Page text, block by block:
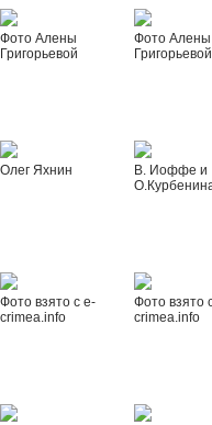
Фото Алены
Григорьевой
Фото Алены
Григорьевой
Олег Яхнин
В. Иоффе и
Фото взято с e-
crimea.info
Фото взято
crimea.info